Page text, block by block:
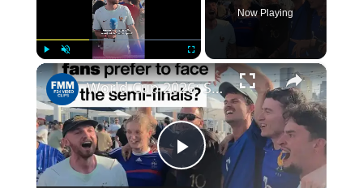
Unmute Fullscreen
Now Playing
×
Play
World Cup 2026: Spain or Belgium, which team do French fans prefer to face in the semi-finals?